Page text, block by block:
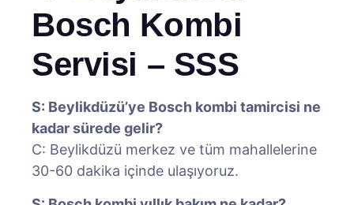
Bosch Kombi
Servisi – SSS
S: Beylikdüzü’ye Bosch kombi tamircisi ne
kadar sürede gelir?
C: Beylikdüzü merkez ve tüm mahallelerine
30-60 dakika içinde ulaşıyoruz.